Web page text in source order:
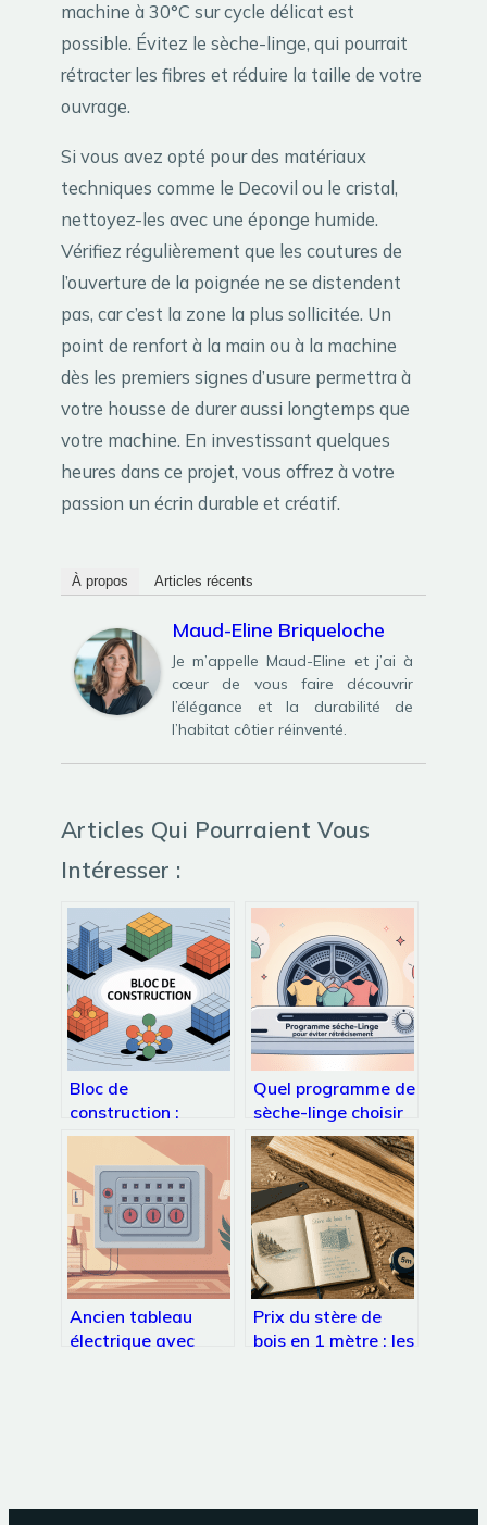
machine à 30°C sur cycle délicat est
possible. Évitez le sèche-linge, qui pourrait
rétracter les fibres et réduire la taille de votre
ouvrage.
Si vous avez opté pour des matériaux
techniques comme le Decovil ou le cristal,
nettoyez-les avec une éponge humide.
Vérifiez régulièrement que les coutures de
l’ouverture de la poignée ne se distendent
pas, car c’est la zone la plus sollicitée. Un
point de renfort à la main ou à la machine
dès les premiers signes d’usure permettra à
votre housse de durer aussi longtemps que
votre machine. En investissant quelques
heures dans ce projet, vous offrez à votre
passion un écrin durable et créatif.
À propos Articles récents
Maud-Eline Briqueloche
Je m’appelle Maud-Eline et j’ai à
cœur de vous faire découvrir
l’élégance et la durabilité de
l’habitat côtier réinventé.
Articles Qui Pourraient Vous
Intéresser :
Bloc de
construction :
usages, enjeux et
choix pour vos
projets
Quel programme de
sèche-linge choisir
pour ne pas rétrécir
le linge
Ancien tableau
électrique avec
Prix du stère de
bois en 1 mètre : les